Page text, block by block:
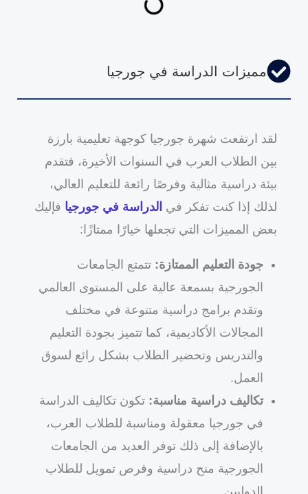
مميزات الدراسة في جورجيا
لقد ارتفعت شهرة جورجيا كوجهة تعليمية بارزة
بين الطلاب العرب في السنوات الأخيرة، فتقدم
بيئة دراسية مثالية وفرصًا رائعة للتعليم العالي،
لذلك إذا كنت تفكر في الدراسة في جورجيا فإليك
بعض المميزات التي تجعلها خيارًا ممتازًا:
جودة التعليم الممتازة: تتمتع الجامعات
الجورجية بسمعة عالية على المستوى العالمي
وتقدم برامج دراسية متنوعة في مختلف
المجالات الأكاديمية، كما تتميز بجودة التعليم
والتدريس وتحضير الطلاب بشكل رائع لسوق
العمل.
تكاليف دراسية مناسبة: تكون تكاليف الدراسة
في جورجيا معقولة ومناسبة للطلاب العرب،
بالإضافة إلى ذلك توفر العديد من الجامعات
الجورجية منح دراسية وفرص تمويل للطلاب